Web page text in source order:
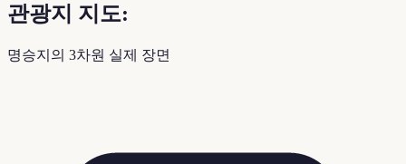
관광지 지도:
명승지의 3차원 실제 장면